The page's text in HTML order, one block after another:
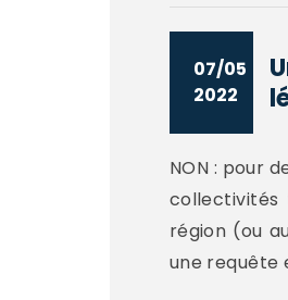
07/05
2022
NON : pour
collectivités
région (ou
une requête